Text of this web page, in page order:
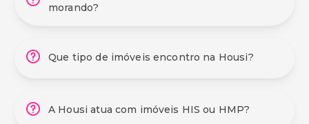
morando?
Que tipo de imóveis encontro na Housi?
A Housi atua com imóveis HIS ou HMP?